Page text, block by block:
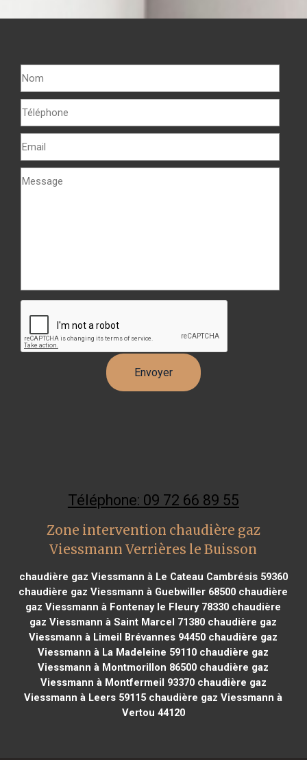
Téléphone: 09 72 66 89 55
Zone intervention chaudière gaz
Viessmann Verrières le Buisson
chaudière gaz Viessmann à Le Cateau Cambrésis 59360
chaudière gaz Viessmann à Guebwiller 68500 chaudière
gaz Viessmann à Fontenay le Fleury 78330 chaudière
gaz Viessmann à Saint Marcel 71380 chaudière gaz
Viessmann à Limeil Brévannes 94450 chaudière gaz
Viessmann à La Madeleine 59110 chaudière gaz
Viessmann à Montmorillon 86500 chaudière gaz
Viessmann à Montfermeil 93370chaudière gaz
Viessmann à Leers 59115 chaudière gaz Viessmann à
Vertou 44120